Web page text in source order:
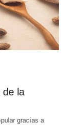
de la
gracias a